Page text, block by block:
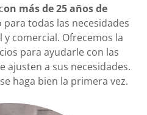
on más de 25 años de
para todas las necesidades
comercial. Ofrecemos la
para ayudarle con las
ajusten a sus necesidades.
haga bien la primera vez.